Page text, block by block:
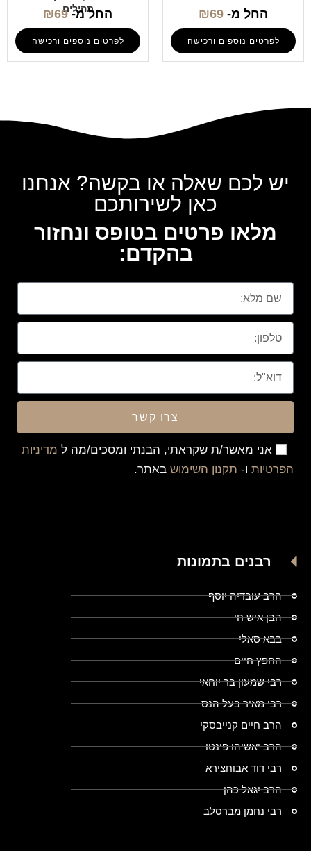
החל מ- ₪69
לפרטים נוספים ורכישה
תהילים
החל מ- ₪69
לפרטים נוספים ורכישה
יש לכם שאלה או בקשה? אנחנו
כאן לשירותכם
מלאו פרטים בטופס ונחזור
בהקדם:
אני מאשר/ת שקראתי, הבנתי ומסכים/מה ל מדיניות
הפרטיות ו- תקנון השימוש באתר.
צרו קשר
רבנים בתמונות
הרב עובדיה יוסף
הבן איש חי
בבא סאלי
החפץ חיים
רבי שמעון בר יוחאי
רבי מאיר בעל הנס
הרב חיים קנייבסקי
הרב יאשיהו פינטו
רבי דוד אבוחצירא
הרב יגאל כהן
רבי נחמן מברסלב